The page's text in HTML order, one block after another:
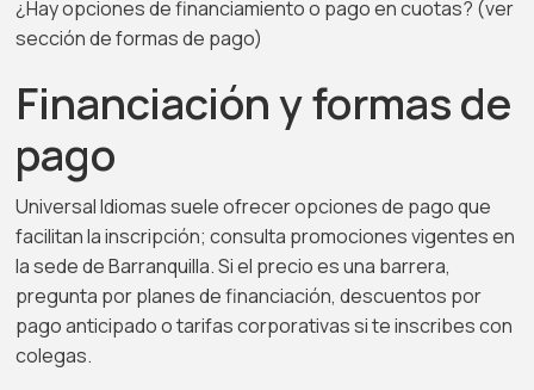
¿Hay opciones de financiamiento o pago en cuotas? (ver
sección de formas de pago)
Financiación y formas de
pago
Universal Idiomas suele ofrecer opciones de pago que
facilitan la inscripción; consulta promociones vigentes en
la sede de Barranquilla. Si el precio es una barrera,
pregunta por planes de financiación, descuentos por
pago anticipado o tarifas corporativas si te inscribes con
colegas.